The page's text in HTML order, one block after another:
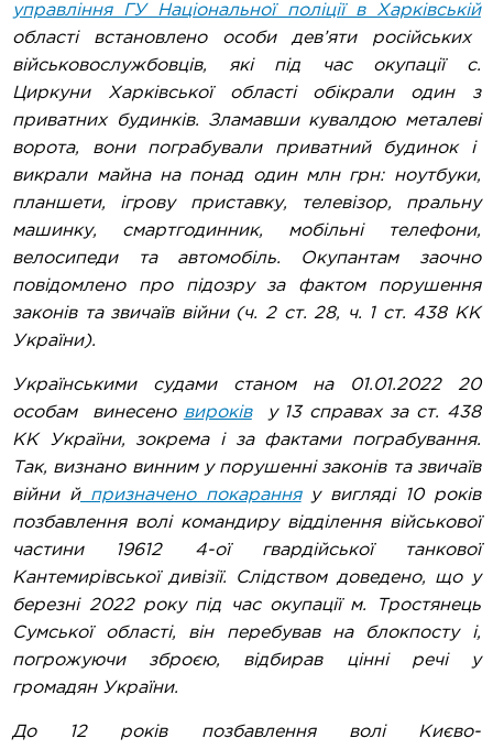
управління ГУ Національної поліції в Харківській
області встановлено особи дев’яти російських
військовослужбовців, які під час окупації с.
Циркуни Харківської області обікрали один з
приватних будинків. Зламавши кувалдою металеві
ворота, вони пограбували приватний будинок і
викрали майна на понад один млн грн: ноутбуки,
планшети, ігрову приставку, телевізор, пральну
машинку, смартгодинник, мобільні телефони,
велосипеди та автомобіль. Окупантам заочно
повідомлено про підозру за фактом порушення
законів та звичаїв війни (ч. 2 ст. 28, ч. 1 ст. 438 КК
України).
Українськими судами станом на 01.01.2022 20
особам винесено вироківу 13 справах за ст. 438
КК України, зокрема і за фактами пограбування.
Так, визнано винним у порушенні законів та звичаїв
війни йпризначено покаранняу вигляді 10 років
позбавлення волі командиру відділення військової
частини 19612 4-ої гвардійської танкової
Кантемирівської дивізії. Слідством доведено, що у
березні 2022 року під час окупації м. Тростянець
Сумської області, він перебував на блокпосту і,
погрожуючи зброєю, відбирав цінні речі у
громадян України.
До 12 років позбавлення волі Києво-